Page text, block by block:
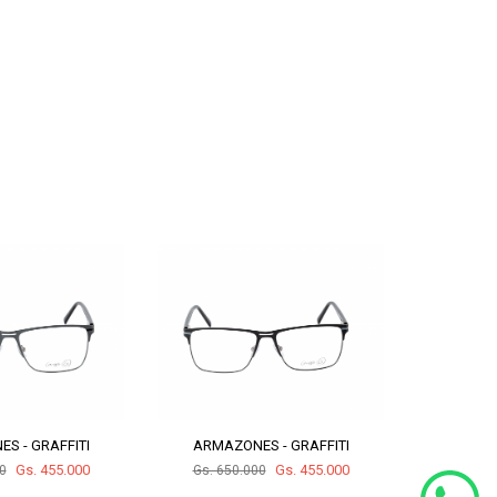
- GRAFFITI
Gs. 455.000
ARMAZONES - GRAFFITI
Gs. 650.000 Gs. 455.000 Gs.